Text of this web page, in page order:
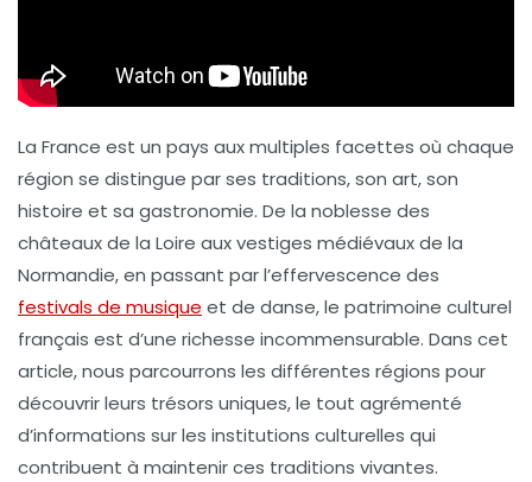
La France est un pays aux multiples facettes où chaque
région se distingue par ses traditions, son art, son
histoire et sa gastronomie. De la noblesse des
châteaux de la Loire aux vestiges médiévaux de la
Normandie, en passant par l’effervescence des
festivals de musique et de danse, le patrimoine culturel
français est d’une richesse incommensurable. Dans cet
article, nous parcourrons les différentes régions pour
découvrir leurs trésors uniques, le tout agrémenté
d’informations sur les institutions culturelles qui
contribuent à maintenir ces traditions vivantes.